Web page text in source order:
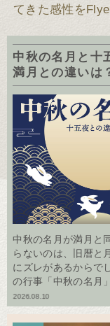
てきた感性を
中秋の名月と十
満月との違いは
中秋の名月が満月と
らないのは、旧暦と
にズレがあるからで
の行事「中秋の名月
2026.08.10